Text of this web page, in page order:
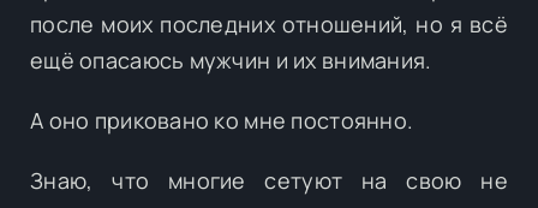
после моих последних отношений, но я всё
ещё опасаюсь мужчин и их внимания.
А оно приковано ко мне постоянно.
Знаю, что многие сетуют на свою не